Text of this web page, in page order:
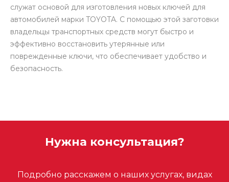
служат основой для изготовления новых ключей для
автомобилей марки TOYOTA. С помощью этой заготовки
владельцы транспортных средств могут быстро и
эффективно восстановить утерянные или
поврежденные ключи, что обеспечивает удобство и
безопасность.
Нужна консультация?
Подробно расскажем о наших услугах, видах